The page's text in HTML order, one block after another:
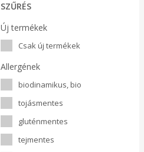
SZŰRÉS
Új termékek
Csak új termékek
Allergének
biodinamikus, bio
tojásmentes
gluténmentes
tejmentes